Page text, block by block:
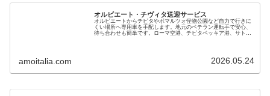
オルビエート・チヴィタ送迎サービス
オルビエートからチビタやボマルツォ怪物公園など自力で行きに
くい場所へ専用車を手配します。地元のベテラン運転手で安心、
待ち合わせも簡単です。ローマ空港、チビタベッキア港、サトゥ
amoitalia.com 2026.05.24